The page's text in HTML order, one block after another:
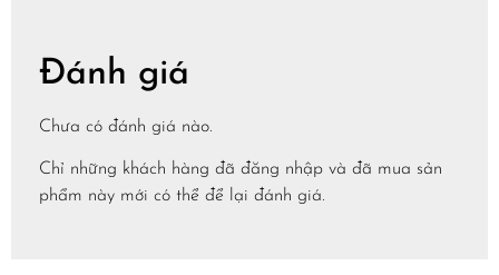
Đánh giá
Chưa có đánh giá nào.
Chỉ những khách hàng đã đăng nhập và đã mua sản
phẩm này mới có thể để lại đánh giá.